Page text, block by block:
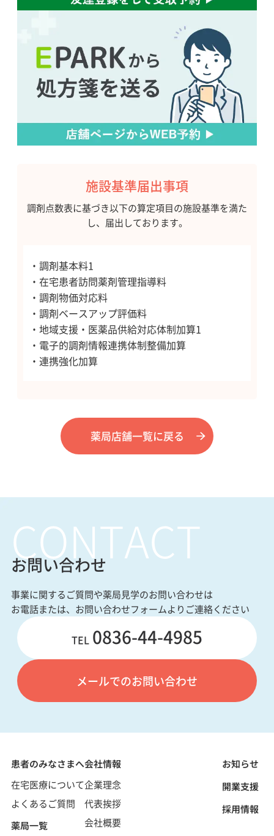
施設基準届出事項
調剤点数表に基づき以下の算定項目の施設基準を満た
し、届出しております。
・調剤基本料1
・在宅患者訪問薬剤管理指導料
・調剤物価対応料
・調剤ベースアップ評価料
・地域支援・医薬品供給対応体制加算1
・電子的調剤情報連携体制整備加算
・連携強化加算
薬局店舗一覧に戻る
お問い合わせ
CONTACT
事業に関するご質問や薬局見学のお問い合わせは
お電話または、お問い合わせフォームよりご連絡ください
TEL 0836-44-4985
メールでのお問い合わせ
患者のみなさまへ
在宅医療について
よくあるご質問
薬局一覧
会社情報
企業理念
代表挨拶
会社概要
お知らせ
開業支援
採用情報